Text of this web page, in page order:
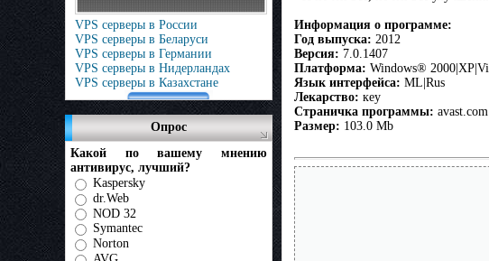
VPS серверы в России
VPS серверы в Беларуси
VPS серверы в Германии
VPS серверы в Нидерландах
VPS серверы в Казахстане
Опрос
Какой по вашему мнению
антивирус, лучший?
Kaspersky
dr.Web
NOD 32
Symantec
Norton
Информация о программе:
Год выпуска: 2012
Версия: 7.0.1407
Платформа: Windows®
Язык интерфейса: ML|Rus
Лекарство: кey
Страничка программы: avast.com
Размер: 103.0 Mb